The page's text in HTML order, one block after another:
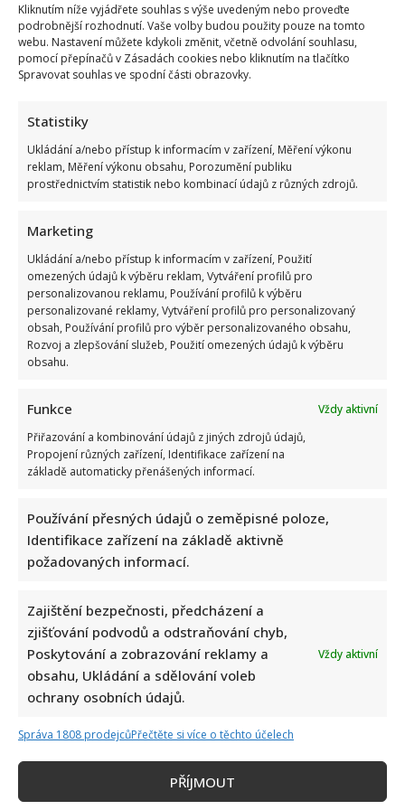
Kliknutím níže vyjádřete souhlas s výše uvedeným nebo proveďte
podrobnější rozhodnutí. Vaše volby budou použity pouze na tomto
webu. Nastavení můžete kdykoli změnit, včetně odvolání souhlasu,
pomocí přepínačů v Zásadách cookies nebo kliknutím na tlačítko
Spravovat souhlas ve spodní části obrazovky.
Statistiky
Ukládání a/nebo přístup k informacím v zařízení, Měření výkonu
reklam, Měření výkonu obsahu, Porozumění publiku
prostřednictvím statistik nebo kombinací údajů z různých zdrojů.
Marketing
Ukládání a/nebo přístup k informacím v zařízení, Použití
omezených údajů k výběru reklam, Vytváření profilů pro
personalizovanou reklamu, Používání profilů k výběru
personalizované reklamy, Vytváření profilů pro personalizovaný
obsah, Používání profilů pro výběr personalizovaného obsahu,
Rozvoj a zlepšování služeb, Použití omezených údajů k výběru
obsahu.
Funkce
Vždy aktivní
Přiřazování a kombinování údajů z jiných zdrojů údajů,
Propojení různých zařízení, Identifikace zařízení na
základě automaticky přenášených informací.
Používání přesných údajů o zeměpisné poloze,
Identifikace zařízení na základě aktivně
požadovaných informací.
Zajištění bezpečnosti, předcházení a
zjišťování podvodů a odstraňování chyb,
Poskytování a zobrazování reklamy a
obsahu, Ukládání a sdělování voleb
ochrany osobních údajů.
Vždy aktivní
Správa 1808 prodejcůPřečtěte si více o těchto účelech
PŘÍJMOUT
jak
se
cítí
a
poděkovala
za
dlouholetý lékař prozradil, jak na tom je
Iveta Kohoutová 24. 6. 2025
Tentokrát na plánovaný zákrok kvůli zúžení srdeční
chlopně. Profesor Neužil vzkázal,...
VíceRead
more
about
Jiřina
Bohdalová
má
za
srdce.
dlouholetý
lékař
prozradil,
jak
je
Muži v životě Jiřiny Bohdalové: Po bouřlivých vztazích
Iveta Kohoutová 1. 5. 2025
Herečka Jiřina Bohdalová už oslavila 94. narozeniny.
Energie ji stále neopouští, ale bouřlivé vztahy už
nepěstuje.
more
about
v
Bohdalové:
Stránkování2